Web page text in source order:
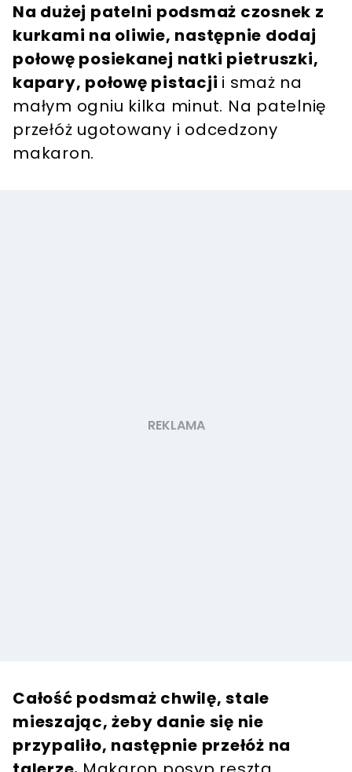
Na dużej patelni podsmaż czosnek z
kurkami na oliwie, następnie dodaj
połowę posiekanej natki pietruszki,
kapary, połowę pistacji i smaż na
małym ogniu kilka minut. Na patelnię
przełóż ugotowany i odcedzony
makaron.
Całość podsmaż chwilę, stale
mieszając, żeby danie się nie
przypaliło, następnie przełóż na